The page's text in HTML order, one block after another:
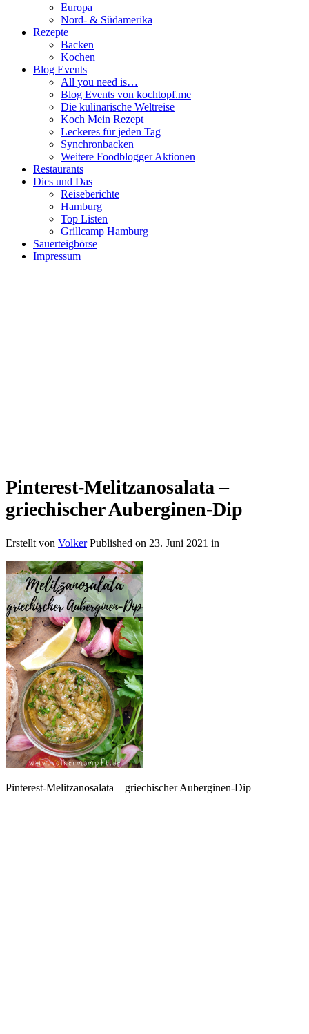
Europa
Nord- & Südamerika
Rezepte
Backen
Kochen
Blog Events
All you need is…
Blog Events von kochtopf.me
Die kulinarische Weltreise
Koch Mein Rezept
Leckeres für jeden Tag
Synchronbacken
Weitere Foodblogger Aktionen
Restaurants
Dies und Das
Reiseberichte
Hamburg
Top Listen
Grillcamp Hamburg
Sauerteigbörse
Impressum
Pinterest-Melitzanosalata –
griechischer Auberginen-Dip
Erstellt von Volker Published on 23. Juni 2021 in
Pinterest-Melitzanosalata – griechischer Auberginen-Dip